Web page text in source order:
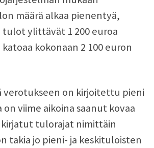
määrä alkaa pienentyä,
ylittävät 1 200 euroa
kokonaan 2 100 euron
verotukseen on kirjoitettu pieni
on viime aikoina saanut kovaa
kirjatut tulorajat nimittäin
takia jo pieni- ja keskituloisten